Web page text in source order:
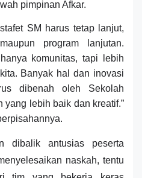
pimpinan Afkar.
SM harus tetap lanjut,
program lanjutan.
komunitas, tapi lebih
Banyak hal dan inovasi
dibenah oleh Sekolah
yang lebih baik dan kreatif.”
dibalik antusias peserta
naskah, tentu